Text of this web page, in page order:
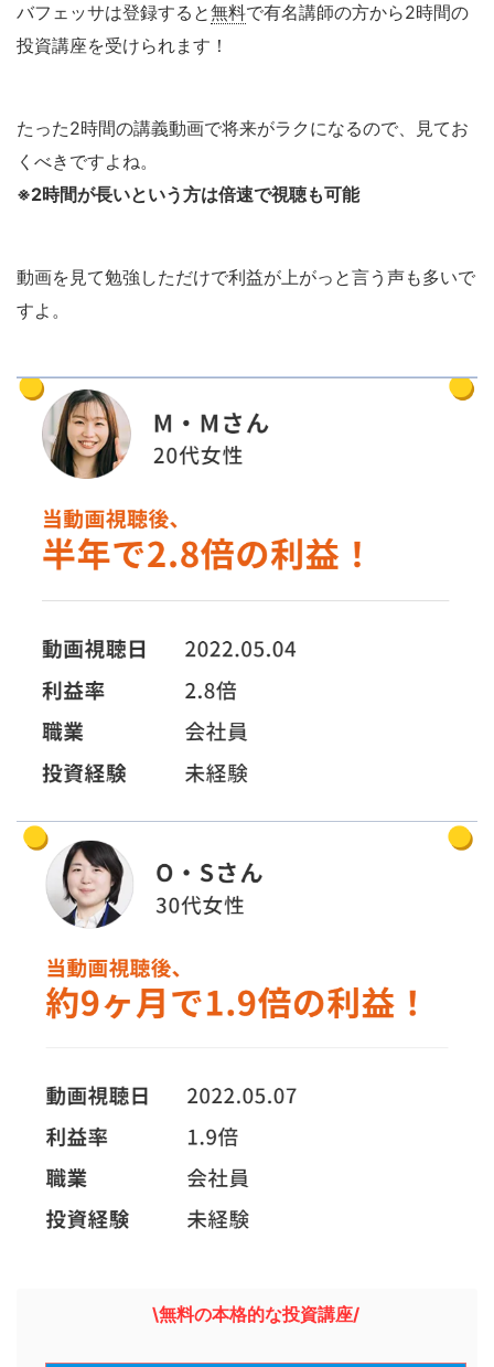
バフェッサは登録すると無料で有名講師の方から2時間の
投資講座を受けられます！
たった2時間の講義動画で将来がラクになるので、見てお
くべきですよね。
※2時間が長いという方は倍速で視聴も可能
動画を見て勉強しただけで利益が上がっと言う声も多いで
すよ。
\無料の本格的な投資講座/